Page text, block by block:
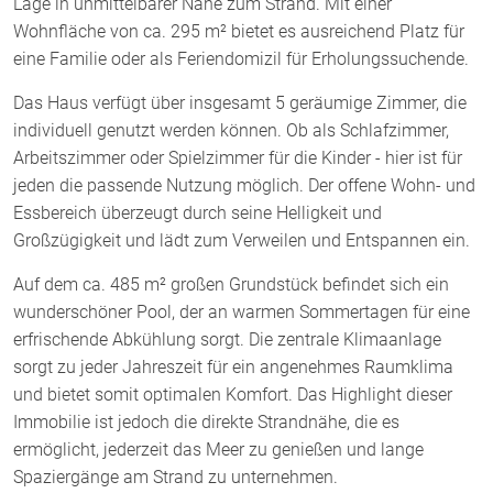
Wohnfläche von ca. 295 m² bietet es ausreichend Platz für
eine Familie oder als Feriendomizil für Erholungssuchende.
Das Haus verfügt über insgesamt 5 geräumige Zimmer, die
individuell genutzt werden können. Ob als Schlafzimmer,
Arbeitszimmer oder Spielzimmer für die Kinder - hier ist für
jeden die passende Nutzung möglich. Der offene Wohn- und
Essbereich überzeugt durch seine Helligkeit und
Großzügigkeit und lädt zum Verweilen und Entspannen ein.
Auf dem ca. 485 m² großen Grundstück befindet sich ein
wunderschöner Pool, der an warmen Sommertagen für eine
erfrischende Abkühlung sorgt. Die zentrale Klimaanlage
sorgt zu jeder Jahreszeit für ein angenehmes Raumklima
und bietet somit optimalen Komfort. Das Highlight dieser
Immobilie ist jedoch die direkte Strandnähe, die es
ermöglicht, jederzeit das Meer zu genießen und lange
Spaziergänge am Strand zu unternehmen.